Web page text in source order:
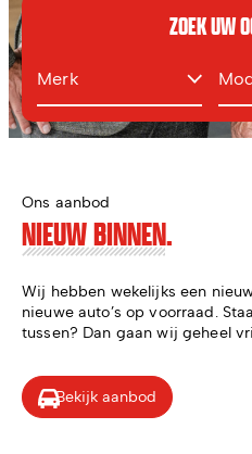
ZOEK UW
Merk
Ons aanbod
NIEUW BINNEN.
Wij hebben wekelijks een
nieuwe auto’s op voorraad.
tussen? Dan gaan wij geheel
Bekijk aanbod